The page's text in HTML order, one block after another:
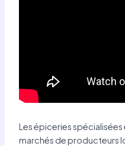
Les épiceries
marchés de producteurs